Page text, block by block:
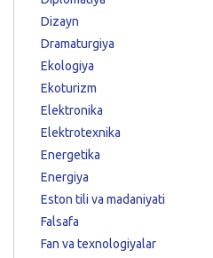
Dizayn
Dramaturgiya
Ekologiya
Ekoturizm
Elektronika
Elektrotexnika
Energetika
Energiya
Eston tili va madaniyati
Falsafa
Fan va texnologiyalar